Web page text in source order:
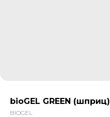
bioGEL GREEN (шприц)
BIOGEL